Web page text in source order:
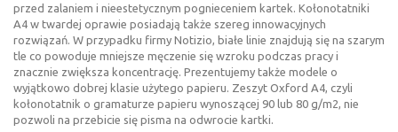
przed zalaniem i nieestetycznym pognieceniem kartek. Kołonotatniki
A4 w twardej oprawie posiadają także szereg innowacyjnych
rozwiązań. W przypadku firmy Notizio, białe linie znajdują się na szarym
tle co powoduje mniejsze męczenie się wzroku podczas pracy i
znacznie zwiększa koncentrację. Prezentujemy także modele o
wyjątkowo dobrej klasie użytego papieru. Zeszyt Oxford A4, czyli
kołonotatnik o gramaturze papieru wynoszącej 90 lub 80 g/m2, nie
pozwoli na przebicie się pisma na odwrocie kartki.